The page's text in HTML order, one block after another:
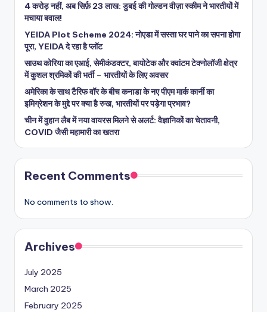
4 करोड़ नहीं, अब सिर्फ़ 23 लाख: डुबई की गोल्डन वीज़ा स्कीम ने भारतीयों में
मचाया बवाल!
YEIDA Plot Scheme 2024: नोएडा में सस्ता घर पाने का सपना होगा
पूरा, YEIDA दे रहा है प्लॉट
साउथ कोरिया का एआई, सेमीकंडक्टर, बायोटेक और क्वांटम टेक्नोलॉजी क्षेत्र
में कुशल श्रमिकों की भर्ती – भारतीयों के लिए अवसर
अमेरिका के साथ टैरिफ वॉर के बीच कनाडा के नए पीएम मार्क कार्नी का
इमिग्रेशन के मुद्दे पर क्या है रुख, भारतीयों पर पड़ेगा प्रभाव?
चीन में वुहान लैब में नया वायरस मिलने से अलर्ट: वैज्ञानिकों का चेतावनी,
COVID जैसी महामारी का खतरा
Recent Comments
No comments to show.
Archives
July 2025
March 2025
February 2025